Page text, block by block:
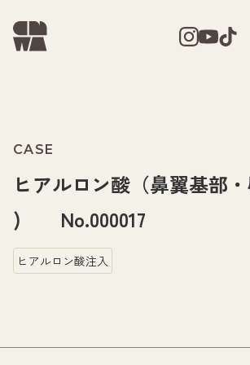
CASE
ヒアルロン酸（鼻翼基部
) No.000017
ヒアルロン酸注入